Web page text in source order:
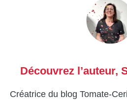
Découvrez l’auteur,
Créatrice du blog Tomate-